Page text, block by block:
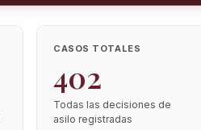
CASOS TOTALES
402
Todas las decisiones de
asilo registradas